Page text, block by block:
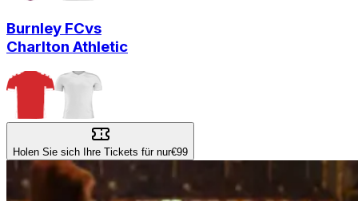
Burnley FCvs
Charlton Athletic
Holen Sie sich Ihre Tickets für nur€99